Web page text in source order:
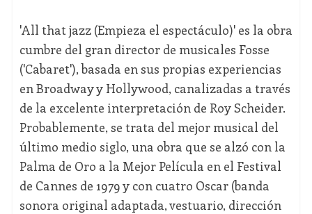
'All that jazz (Empieza el espectáculo)' es la obra
cumbre del gran director de musicales Fosse
('Cabaret'), basada en sus propias experiencias
en Broadway y Hollywood, canalizadas a través
de la excelente interpretación de Roy Scheider.
Probablemente, se trata del mejor musical del
último medio siglo, una obra que se alzó con la
Palma de Oro a la Mejor Película en el Festival
de Cannes de 1979 y con cuatro Oscar (banda
sonora original adaptada, vestuario, dirección